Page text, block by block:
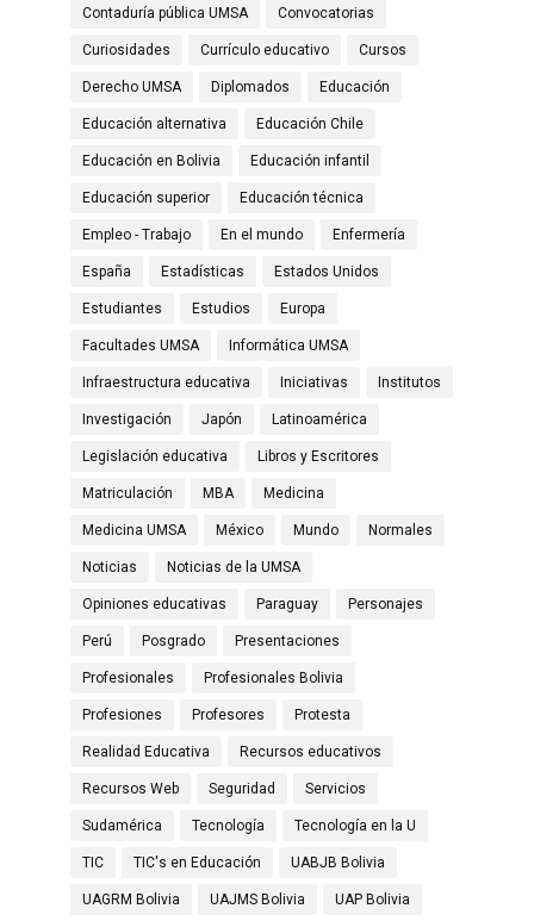
Contaduría pública UMSA Convocatorias
Curiosidades Currículo educativo Cursos
Derecho UMSA Diplomados Educación
Educación alternativa Educación Chile
Educación en Bolivia Educación infantil
Educación superior Educación técnica
Empleo - Trabajo En el mundo Enfermería
España Estadísticas Estados Unidos
Estudiantes Estudios Europa
Facultades UMSA Informática UMSA
Infraestructura educativa Iniciativas Institutos
Investigación Japón Latinoamérica
Legislación educativa Libros y Escritores
Matriculación MBA Medicina
Medicina UMSA México Mundo Normales
Noticias Noticias de la UMSA
Opiniones educativas Paraguay Personajes
Perú Posgrado Presentaciones
Profesionales Profesionales Bolivia
Profesiones Profesores Protesta
Realidad Educativa Recursos educativos
Recursos Web Seguridad Servicios
Sudamérica Tecnología Tecnología en la U
TIC TIC's en Educación UABJB Bolivia
UAGRM Bolivia UAJMS Bolivia UAP Bolivia